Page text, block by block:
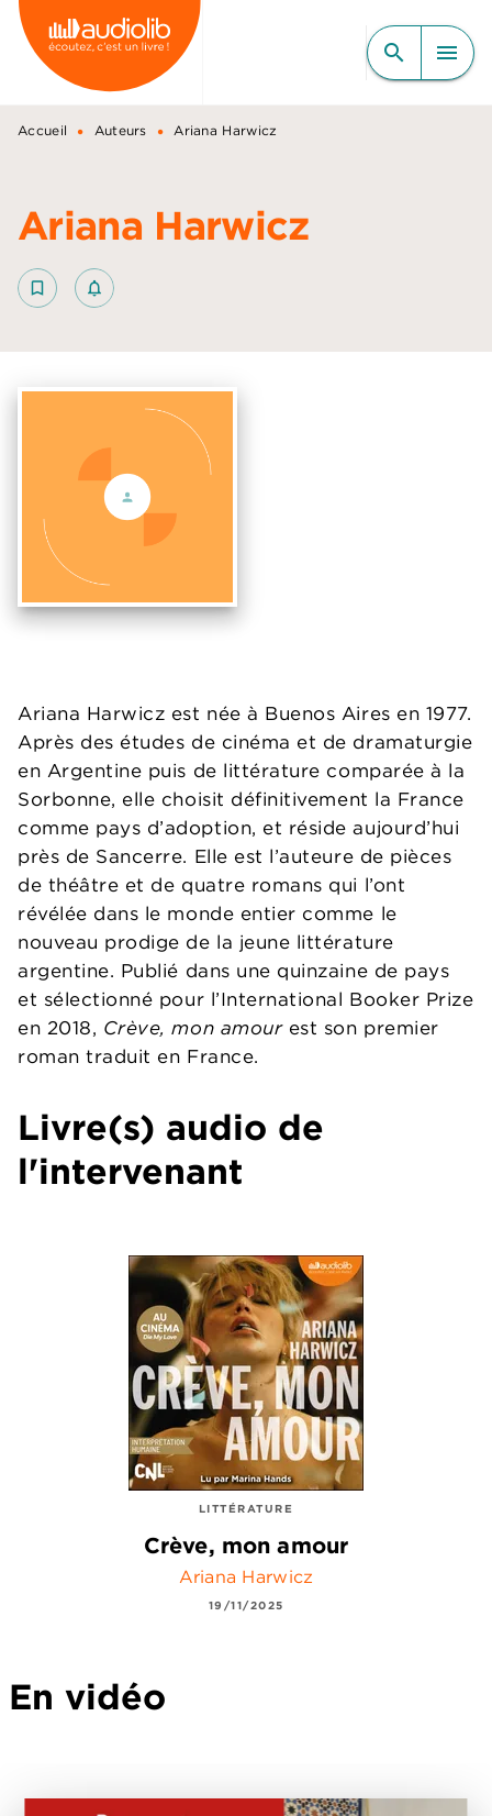
MENU RECHERCHE
CONTENU
PIED DE PAGE
search menu
Accueil • Auteurs • Ariana Harwicz
Ariana Harwicz
bookmark_border notifications_none_outlined
Ariana Harwicz est née à Buenos Aires en 1977.
Après des études de cinéma et de dramaturgie
en Argentine puis de littérature comparée à la
Sorbonne, elle choisit définitivement la France
comme pays d’adoption, et réside aujourd’hui
près de Sancerre. Elle est l’auteure de pièces
de théâtre et de quatre romans qui l’ont
révélée dans le monde entier comme le
nouveau prodige de la jeune littérature
argentine. Publié dans une quinzaine de pays
et sélectionné pour l’International Booker Prize
en 2018, Crève, mon amourest son premier
roman traduit en France.
Livre(s) audio de
l'intervenant
LITTÉRATURE
Crève, mon amour
Ariana Harwicz
19/11/2025
En vidéo